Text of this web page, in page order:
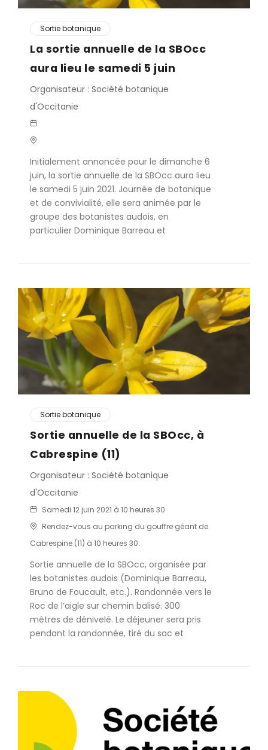
Sortie botanique
La sortie annuelle de la SBOcc
aura lieu le samedi 5 juin
Organisateur : Société botanique
d'Occitanie
Initialement annoncée pour le dimanche 6
juin, la sortie annuelle de la SBOcc aura lieu
le samedi 5 juin 2021. Journée de botanique
et de convivialité, elle sera animée par le
groupe des botanistes audois, en
particulier Dominique Barreau et
Sortie botanique
Sortie annuelle de la SBOcc, à
Cabrespine (11)
Organisateur : Société botanique
d'Occitanie
Samedi 12 juin 2021 à 10 heures 30
Rendez-vous au parking du gouffre géant de
Cabrespine (11) à 10 heures 30.
Sortie annuelle de la SBOcc, organisée par
les botanistes audois (Dominique Barreau,
Bruno de Foucault, etc.). Randonnée vers le
Roc de l’aigle sur chemin balisé. 300
mètres de dénivelé. Le déjeuner sera pris
pendant la randonnée, tiré du sac et